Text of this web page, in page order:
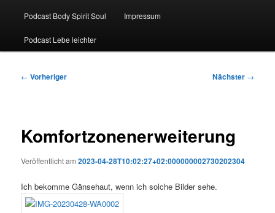
Podcast Body Spirit Soul Impressum
Podcast Lebe leichter
Beitragsnavigation
← Vorheriger Nächster →
Komfortzonenerweiterung
Veröffentlicht am2023-04-28T10:02:27+02:000000002730202304
Ich bekomme Gänsehaut, wenn ich solche Bilder sehe.